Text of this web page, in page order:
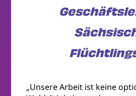
„Unsere Arbeit ist keine